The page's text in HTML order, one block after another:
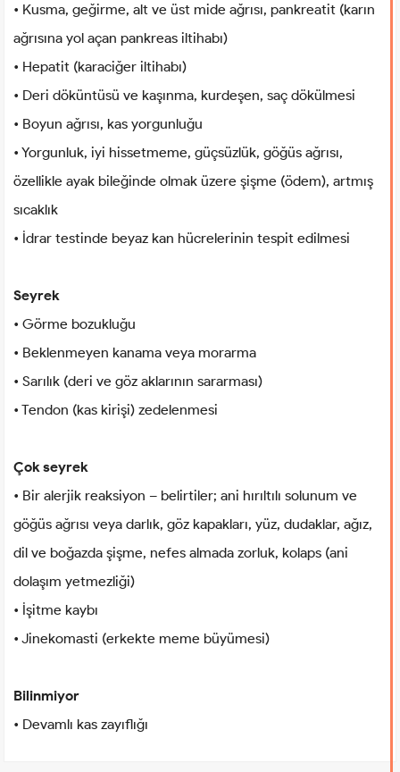
• Kusma, geğirme, alt ve üst mide ağrısı, pankreatit (karın
ağrısına yol açan pankreas iltihabı)
• Hepatit (karaciğer iltihabı)
• Deri döküntüsü ve kaşınma, kurdeşen, saç dökülmesi
• Boyun ağrısı, kas yorgunluğu
• Yorgunluk, iyi hissetmeme, güçsüzlük, göğüs ağrısı,
özellikle ayak bileğinde olmak üzere şişme (ödem), artmış
sıcaklık
• İdrar testinde beyaz kan hücrelerinin tespit edilmesi
Seyrek
• Görme bozukluğu
• Beklenmeyen kanama veya morarma
• Sarılık (deri ve göz aklarının sararması)
• Tendon (kas kirişi) zedelenmesi
Çok seyrek
• Bir alerjik reaksiyon – belirtiler; ani hırıltılı solunum ve
göğüs ağrısı veya darlık, göz kapakları, yüz, dudaklar, ağız,
dil ve boğazda şişme, nefes almada zorluk, kolaps (ani
dolaşım yetmezliği)
• İşitme kaybı
• Jinekomasti (erkekte meme büyümesi)
Bilinmiyor
• Devamlı kas zayıflığı